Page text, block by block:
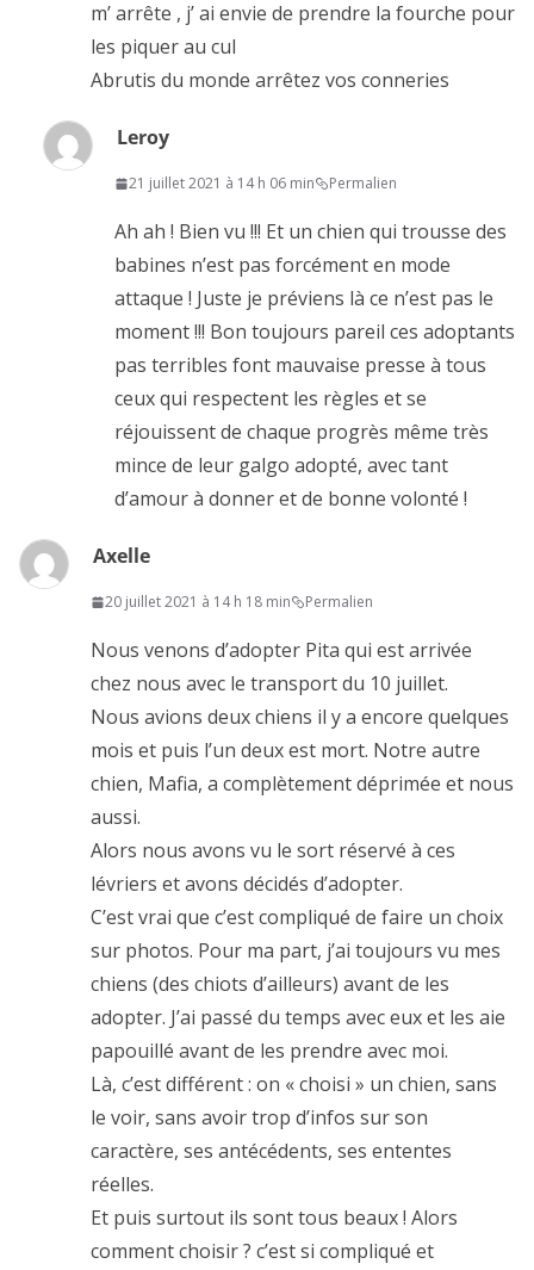
m’ arrête , j’ ai envie de prendre la fourche pour
les piquer au cul
Abrutis du monde arrêtez vos conneries
Leroy
21 juillet 2021 à 14 h 06 min Permalien
Ah ah ! Bien vu !!! Et un chien qui trousse des
babines n’est pas forcément en mode
attaque ! Juste je préviens là ce n’est pas le
moment !!! Bon toujours pareil ces adoptants
pas terribles font mauvaise presse à tous
ceux qui respectent les règles et se
réjouissent de chaque progrès même très
mince de leur galgo adopté, avec tant
d’amour à donner et de bonne volonté !
Axelle
20 juillet 2021 à 14 h 18 min Permalien
Nous venons d’adopter Pita qui est arrivée
chez nous avec le transport du 10 juillet.
Nous avions deux chiens il y a encore quelques
mois et puis l’un deux est mort. Notre autre
chien, Mafia, a complètement déprimée et nous
aussi.
Alors nous avons vu le sort réservé à ces
lévriers et avons décidés d’adopter.
C’est vrai que c’est compliqué de faire un choix
sur photos. Pour ma part, j’ai toujours vu mes
chiens (des chiots d’ailleurs) avant de les
adopter. J’ai passé du temps avec eux et les aie
papouillé avant de les prendre avec moi.
Là, c’est différent : on « choisi » un chien, sans
le voir, sans avoir trop d’infos sur son
caractère, ses antécédents, ses ententes
réelles.
Et puis surtout ils sont tous beaux ! Alors
comment choisir ? c’est si compliqué et